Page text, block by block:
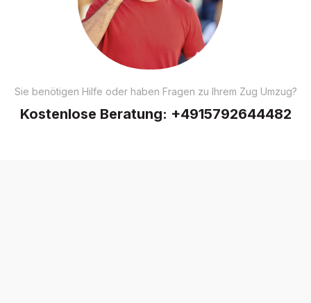
Sie benötigen Hilfe oder haben Fragen zu Ihrem Zug Umzug?
Kostenlose Beratung: +4915792644482